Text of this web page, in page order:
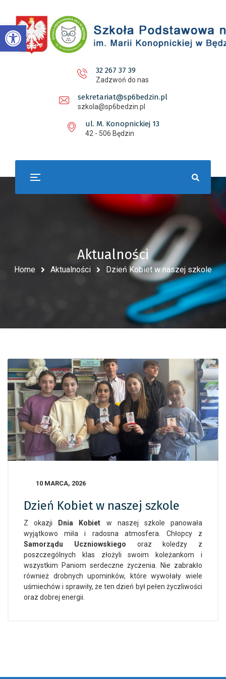
Otwórz pasek narzędzi
32 267 37 39
Zadzwoń do nas
sekretariat@sp6bedzin.pl
szkola@sp6bedzin.pl
ul. M. Konopnickiej 13
42 - 506 Będzin
Aktualności
Home Aktualności Dzień Kobiet w naszej szkole
10 MARCA, 2026
Dzień Kobiet w naszej szkole
Z okazji Dnia Kobiet w naszej szkole panowała
wyjątkowo miła i radosna atmosfera. Chłopcy z
Samorządu Uczniowskiego oraz koledzy z
poszczególnych klas złożyli swoim koleżankom i
wszystkim Paniom serdeczne życzenia. Nie zabrakło
również drobnych upominków, które wywołały wiele
uśmiechów i sprawiły, że ten dzień był pełen życzliwości
oraz dobrej energii.